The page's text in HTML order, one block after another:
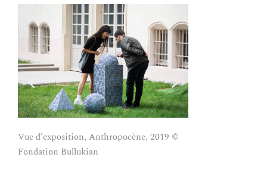
Vue d'exposition, Anthropocène, 2019 ©
Fondation Bullukian